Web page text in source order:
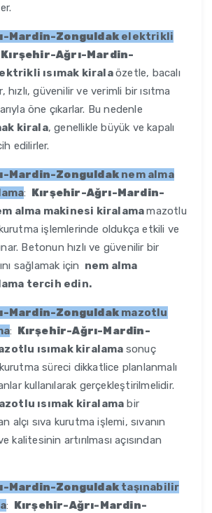
Mardin-Zonguldak elektrikli
Kırşehir-Ağrı-Mardin-
ısımak kiralaözetle, bacalı
hızlı, güvenilir ve verimli bir ısıtma
öne çıkarlar. Bu nedenle
kirala, genellikle büyük ve kapalı
edilirler.
Mardin-Zonguldak nem alma
: Kırşehir-Ağrı-Mardin-
alma makinesi kiralamamazotlu
kurutma işlemlerinde oldukça etkili ve
Betonun hızlı ve güvenilir bir
sağlamak için nem alma
tercih edin.
Mardin-Zonguldak mazotlu
: Kırşehir-Ağrı-Mardin-
ısımak kiralama sonuç
süreci dikkatlice planlanmalı
kullanılarak gerçekleştirilmelidir.
ısımak kiralama bir
alçı sıva kurutma işlemi, sıvanın
kalitesinin artırılması açısından
Mardin-Zonguldak taşınabilir
: Kırşehir-Ağrı-Mardin-